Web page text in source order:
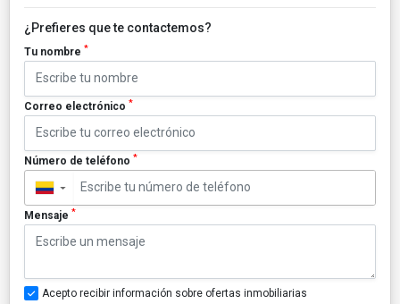
¿Prefieres que te contactemos?
Tu nombre *
Correo electrónico *
Número de teléfono *
▼
Mensaje *
Acepto recibir información sobre ofertas inmobiliarias